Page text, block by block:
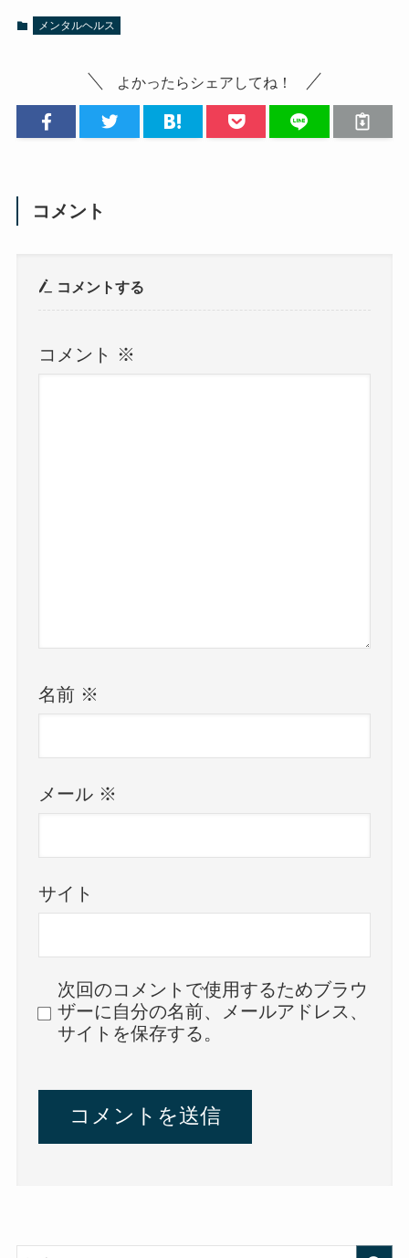
メンタルヘルス
よかったらシェアしてね！
コメント
コメントする
コメント ※
名前 ※
メール ※
サイト
次回のコメントで使用するためブラウ
ザーに自分の名前、メールアドレス、
サイトを保存する。